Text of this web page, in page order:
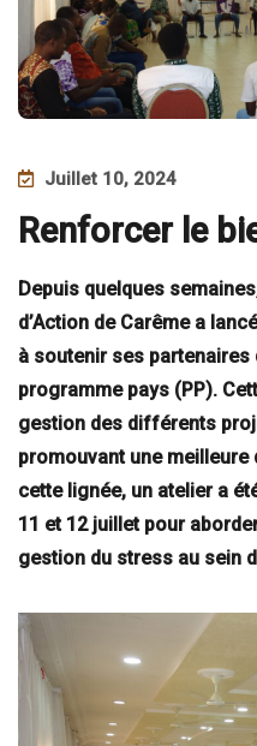
Juillet 10, 2024
Renforcer le
Depuis quelques
d’Action de Carême a
à soutenir ses partenaires
programme pays (PP).
gestion des différents
promouvant une meilleure
cette lignée, un atelier a
11 et 12 juillet pour
gestion du stress au sein